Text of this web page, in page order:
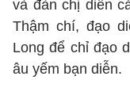
và đàn chị diễn
Thậm chí, đạo
Long để chỉ đạo
âu yếm bạn diễn.